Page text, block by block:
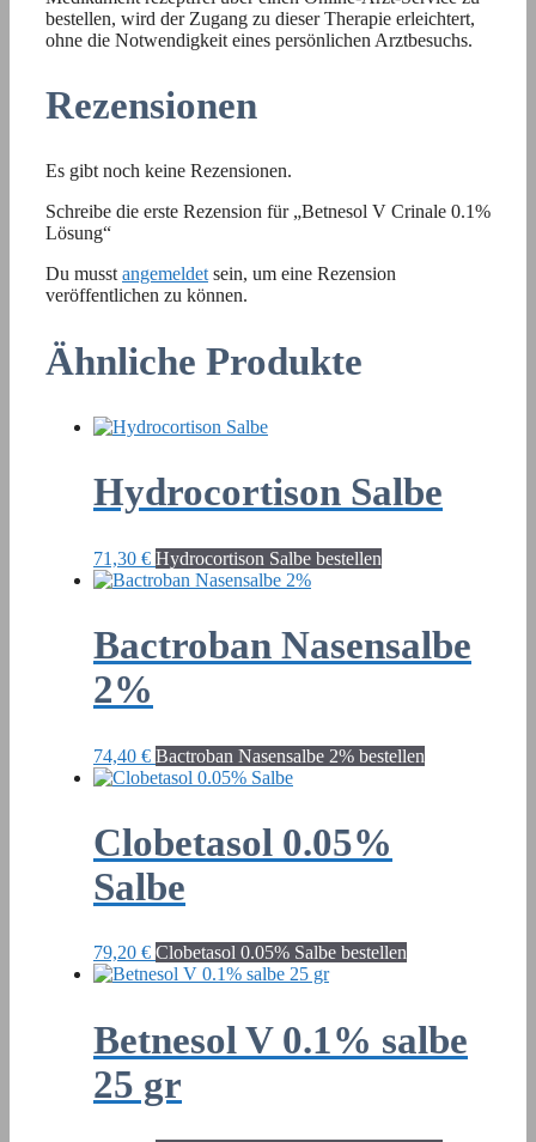
bestellen, wird der Zugang zu dieser Therapie erleichtert,
ohne die Notwendigkeit eines persönlichen Arztbesuchs.
Rezensionen
Es gibt noch keine Rezensionen.
Schreibe die erste Rezension für „Betnesol V Crinale 0.1%
Lösung“
Du musst angemeldet sein, um eine Rezension
veröffentlichen zu können.
Ähnliche Produkte
Hydrocortison Salbe
71,30 € Hydrocortison Salbe bestellen
Bactroban Nasensalbe
2%
74,40 € Bactroban Nasensalbe 2% bestellen
Clobetasol 0.05%
Salbe
79,20 € Clobetasol 0.05% Salbe bestellen
Betnesol V 0.1% salbe
25 gr